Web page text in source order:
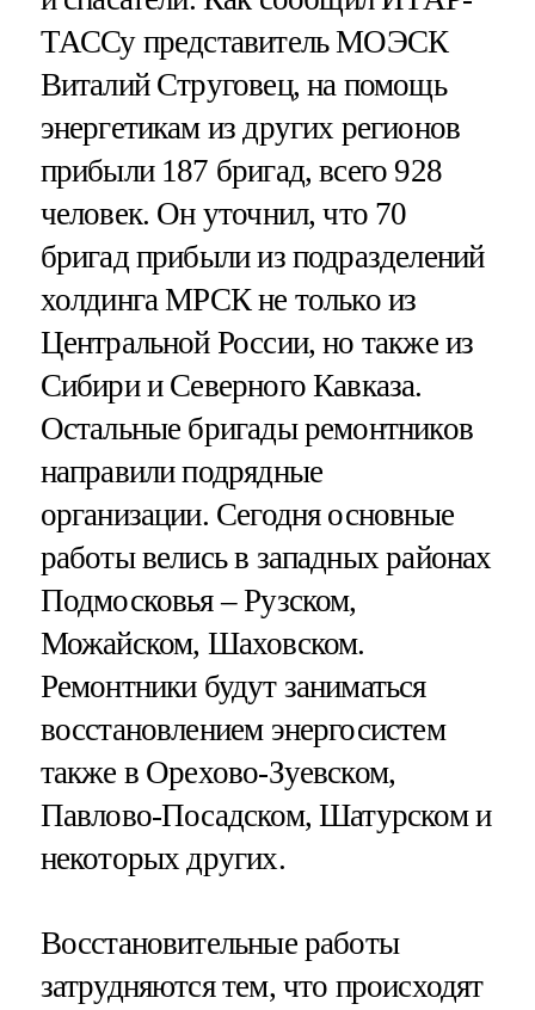
ТАССу представитель МОЭСК
Виталий Струговец, на помощь
энергетикам из других регионов
прибыли 187 бригад, всего 928
человек. Он уточнил, что 70
бригад прибыли из подразделений
холдинга МРСК не только из
Центральной России, но также из
Сибири и Северного Кавказа.
Остальные бригады ремонтников
направили подрядные
организации. Сегодня основные
работы велись в западных районах
Подмосковья – Рузском,
Можайском, Шаховском.
Ремонтники будут заниматься
восстановлением энергосистем
также в Орехово-Зуевском,
Павлово-Посадском, Шатурском и
некоторых других.
Восстановительные работы
затрудняются тем, что происходят